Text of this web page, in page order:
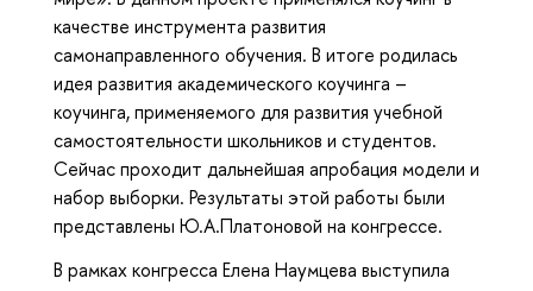
качестве инструмента развития
самонаправленного обучения. В итоге родилась
идея развития академического коучинга –
коучинга, применяемого для развития учебной
самостоятельности школьников и студентов.
Сейчас проходит дальнейшая апробация модели и
набор выборки. Результаты этой работы были
представлены Ю.А.Платоновой на конгрессе.
В рамках конгресса Елена Наумцева выступила